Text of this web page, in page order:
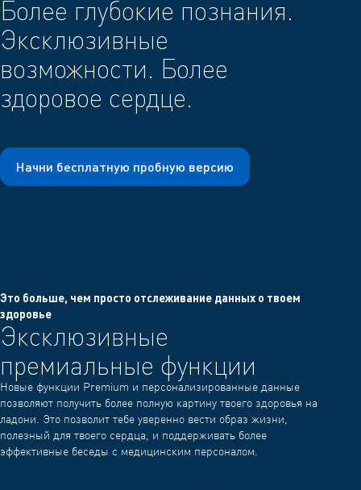
Более глубокие познания.
Эксклюзивные
возможности. Более
здоровое сердце.
Начни бесплатную пробную версию
Это больше, чем просто отслеживание данных о твоем
здоровье
Эксклюзивные
премиальные функции
Новые функции Premium и персонализированные данные
позволяют получить более полную картину твоего здоровья на
ладони. Это позволит тебе уверенно вести образ жизни,
полезный для твоего сердца, и поддерживать более
эффективные беседы с медицинским персоналом.